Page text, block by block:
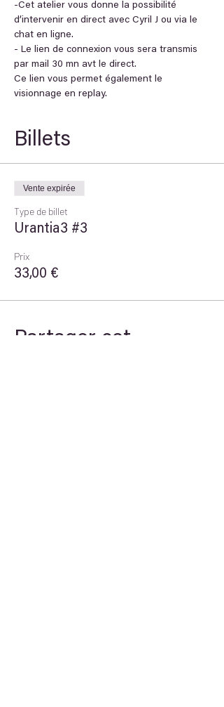
-Cet atelier vous donne la possibilité
d’intervenir en direct avec Cyril J ou via le
chat en ligne.
- Le lien de connexion vous sera transmis
par mail 30 mn avt le direct.
Ce lien vous permet également le
visionnage en replay.
Billets
Vente expirée
Type de billet
Urantia3 #3
Prix
33,00 €
Partager cet